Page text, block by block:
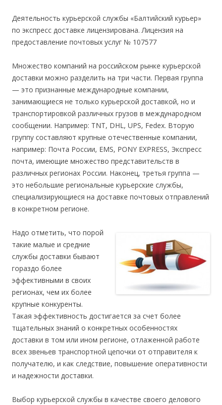
Деятельность курьерской службы «Балтийский курьер»
по экспресс доставке лицензирована. Лицензия на
предоставление почтовых услуг № 107577
Множество компаний на российском рынке курьерской
доставки можно разделить на три части. Первая группа
— это признанные международные компании,
занимающиеся не только курьерской доставкой, но и
транспортировкой различных грузов в международном
сообщении. Например: TNT, DHL, UPS, Fedex. Вторую
группу составляют крупные отечественные компании,
например: Почта России, EMS, PONY EXPRESS, Экспресс
почта, имеющие множество представительств в
различных регионах России. Наконец, третья группа —
это небольшие региональные курьерские службы,
специализирующиеся на доставке почтовых отправлений
в конкретном регионе.
Надо отметить, что порой
такие малые и средние
службы доставки бывают
гораздо более
эффективными в своих
регионах, чем их более
крупные конкуренты.
Такая эффективность достигается за счет более
тщательных знаний о конкретных особенностях
доставки в том или ином регионе, отлаженной работе
всех звеньев транспортной цепочки от отправителя к
получателю, и как следствие, повышение оперативности
и надежности доставки.
Выбор курьерской службы в качестве своего делового